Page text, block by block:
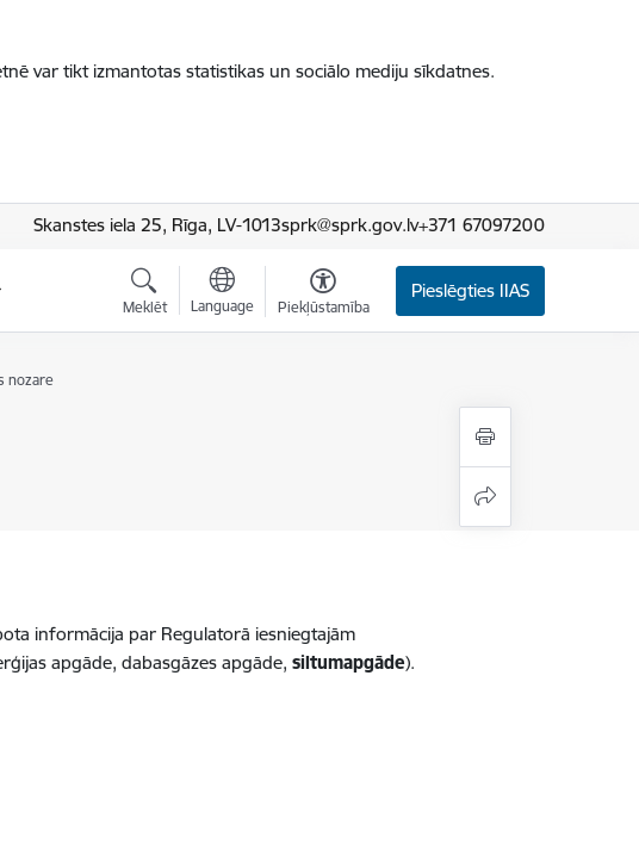
var tikt izmantotas statistikas un sociālo mediju sīkdatnes.
Skanstes iela 25, Rīga, LV-1013sprk@sprk.gov.lv+371 67097200
Meklēt Language Piekļūstamība
Pieslēgties IIAS
nozare
informācija par Regulatorā iesniegtajām
apgāde, dabasgāzes apgāde,siltumapgāde).